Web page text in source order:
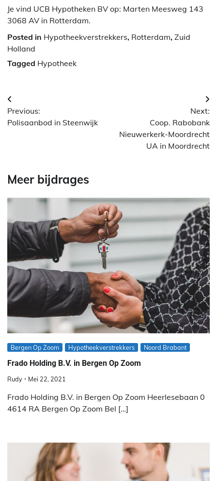
Je vind UCB Hypotheken BV op: Marten Meesweg 143
3068 AV in Rotterdam.
Posted in Hypotheekverstrekkers, Rotterdam, Zuid
Holland
Tagged Hypotheek
Berichtnavigatie
Previous:
Polisaanbod in Steenwijk
Next:
Coop. Rabobank
Nieuwerkerk-Moordrecht
UA in Moordrecht
Meer bijdrages
Bergen Op Zoom Hypotheekverstrekkers Noord Brabant
Frado Holding B.V. in Bergen Op Zoom
Rudy Mei 22, 2021
Frado Holding B.V. in Bergen Op Zoom Heerlesebaan 0
4614 RA Bergen Op Zoom Bel […]